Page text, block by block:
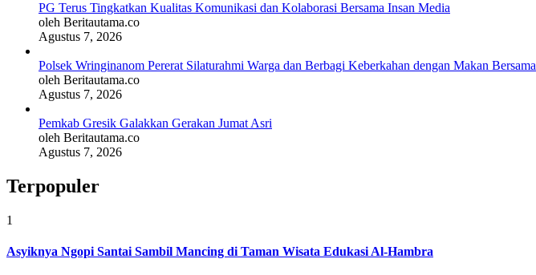
PG Terus Tingkatkan Kualitas Komunikasi dan Kolaborasi Bersama Insan Media
oleh Beritautama.co
Agustus 7, 2026
Polsek Wringinanom Pererat Silaturahmi Warga dan Berbagi Keberkahan dengan Makan Bersama
oleh Beritautama.co
Agustus 7, 2026
Pemkab Gresik Galakkan Gerakan Jumat Asri
oleh Beritautama.co
Agustus 7, 2026
Terpopuler
1
Asyiknya Ngopi Santai Sambil Mancing di Taman Wisata Edukasi Al-Hambra